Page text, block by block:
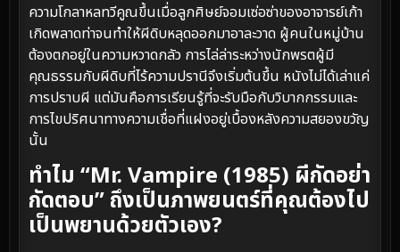
ความโกลาหลทวีคูณขึ้นเมื่อลูกศิษย์จอมเซ่อซ่าของอาจารย์เก้า
เกิดพลาดท่าจนทำให้ผีดิบหลุดออกมาอาละวาด ผู้คนในหมู่บ้าน
ต้องตกอยู่ในความหวาดกลัว การไล่ล่าระหว่างนักพรตผู้มี
คุณธรรมกับผีดิบที่ไร้ความปรานีจึงเริ่มต้นขึ้น หนังไม่ได้เล่าแค่
การปราบผี แต่มันคือการเรียนรู้ที่จะรับมือกับวิบากกรรมและ
การไขปริศนาทางความเชื่อที่แฝงอยู่เบื้องหลังความสยองขวัญ
นั้น
ทำไม “Mr. Vampire (1985) ผีกัดอย่า
กัดตอบ” ถึงเป็นภาพยนตร์ที่คุณต้องไป
เป็นพยานด้วยตัวเอง?